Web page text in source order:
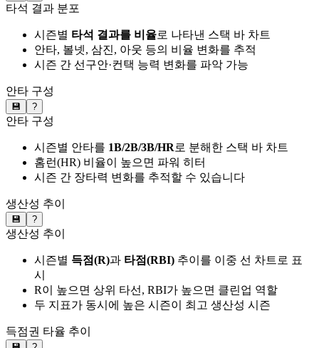
타석 결과 분포
시즌별 타석 결과를 비율로 나타낸 스택 바 차트
안타, 볼넷, 삼진, 아웃 등의 비율 변화를 추적
시즌 간 선구안·컨택 능력 변화를 파악 가능
안타 구성
💾 ?
안타 구성
시즌별 안타를 1B/2B/3B/HR로 분해한 스택 바 차트
홈런(HR) 비율이 높으면 파워 히터
시즌 간 장타력 변화를 추적할 수 있습니다
생산성 추이
💾 ?
생산성 추이
시즌별 득점(R)과 타점(RBI) 추이를 이중 선 차트로 표
시
R이 높으면 상위 타선, RBI가 높으면 클린업 역할
두 지표가 동시에 높은 시즌이 최고 생산성 시즌
득점권 타율 추이